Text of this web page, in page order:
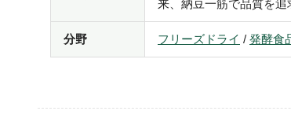
来、納豆一筋で品質を追
分野 フリーズドライ / 発酵食